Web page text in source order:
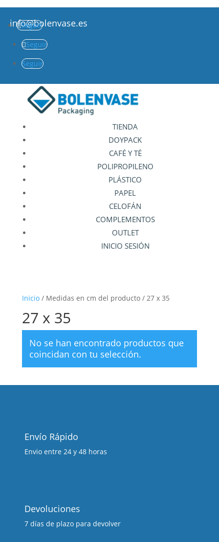
info@bolenvase.es
Seguir
Seguir
Seguir
TIENDA
DOYPACK
CAFÉ Y TÉ
POLIPROPILENO
PLÁSTICO
PAPEL
CELOFÁN
COMPLEMENTOS
OUTLET
INICIO SESIÓN
Inicio/ Medidas en cm del producto / 27 x 35
27 x 35
No se han encontrado productos que
coincidan con tu selección.
Envío Rápido
Envio entre 24 y 48 horas
Devoluciones
7 días de plazo para devolver